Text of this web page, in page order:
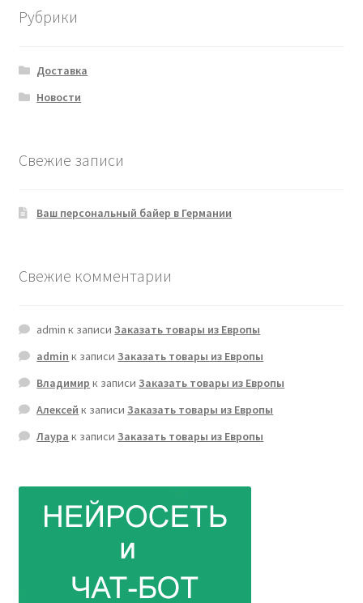
Рубрики
Доставка
Новости
Свежие записи
Ваш персональный байер в Германии
Свежие комментарии
admin к записиЗаказать товары из Европы
admin к записиЗаказать товары из Европы
Владимир к записиЗаказать товары из Европы
Алексей к записиЗаказать товары из Европы
Лаура к записиЗаказать товары из Европы